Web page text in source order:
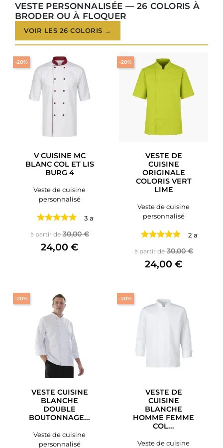
VESTE PERSONNALISÉE — 26 COLORIS À
BRODER OU À FLOQUER
VOIR LES 26 COLORIS →
V CUISINE MC
BLANC COL ET LIS
BURG 4
Veste de cuisine
personnalisé
3 avis
à partir de Prix de base
30,00 €Prix
24,00 €
-20%
VESTE DE
CUISINE
ORIGINALE
COLORIS VERT
LIME
Veste de cuisine
personnalisé
2 avis
à partir de Prix de base
30,00 €Prix
24,00 €
-20%
VESTE CUISINE
BLANCHE
DOUBLE
BOUTONNAGE...
Veste de cuisine
personnalisé
-20%
VESTE DE
CUISINE
BLANCHE
HOMME FEMME
COL...
Veste de cuisine
-20%